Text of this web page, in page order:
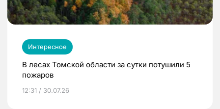
Интересное
В лесах Томской области за сутки потушили 5
пожаров
12:31 / 30.07.26